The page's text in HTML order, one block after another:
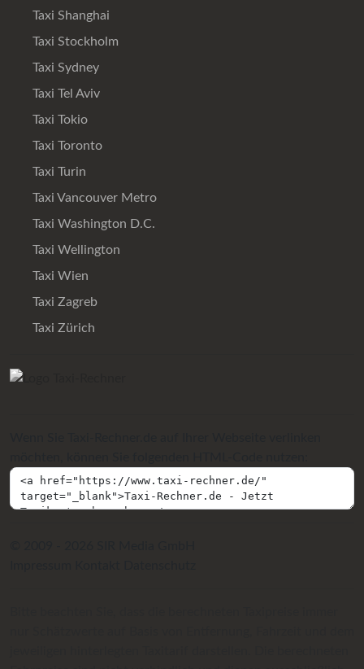
Taxi Shanghai
Taxi Stockholm
Taxi Sydney
Taxi Tel Aviv
Taxi Tokio
Taxi Toronto
Taxi Turin
Taxi Vancouver Metro
Taxi Washington D.C.
Taxi Wellington
Taxi Wien
Taxi Zagreb
Taxi Zürich